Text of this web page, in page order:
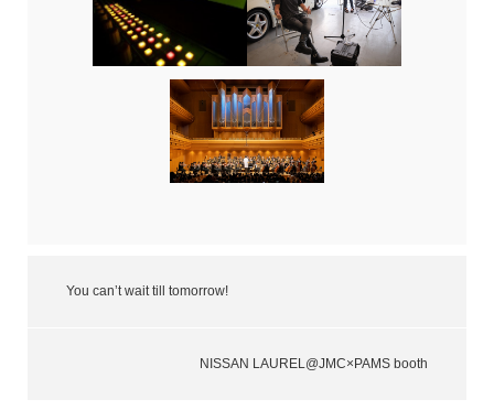
You can’t wait till tomorrow!
NISSAN LAUREL@JMC×PAMS booth